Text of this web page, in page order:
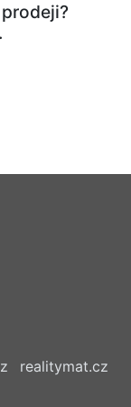
realitymat.cz